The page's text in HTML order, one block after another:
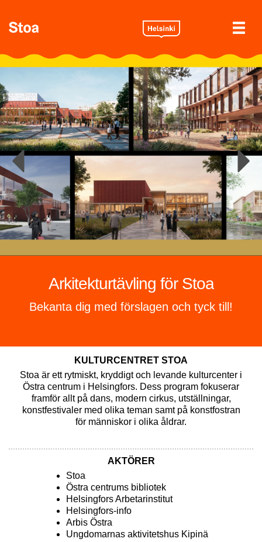
Kolla in höstprogrammet
RISA: Only Bones 2.0 | 3–6.9.2026
KULTURCENTRET STOA
Stoa är ett rytmiskt, kryddigt och levande kulturcenter i
Östra centrum i Helsingfors. Dess program fokuserar
framför allt på dans, modern cirkus, utställningar,
konstfestivaler med olika teman samt på konstfostran
för människor i olika åldrar.
AKTÖRER
Stoa
Östra centrums bibliotek
Helsingfors Arbetarinstitut
Helsingfors-info
Arbis Östra
Ungdomarnas aktivitetshus Kipinä